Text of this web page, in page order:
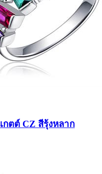
ตต์ CZ สีรุ้งหลาก